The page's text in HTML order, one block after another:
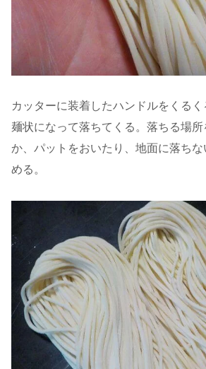
カッターに装着したハンドルをくる
麺状になって落ちてくる。落ちる場所
か、パットをおいたり、地面に落ち
める。